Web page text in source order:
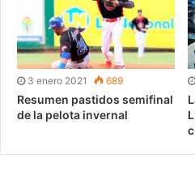
3 enero 2021 689
Resumen pastidos semifinal
de la pelota invernal